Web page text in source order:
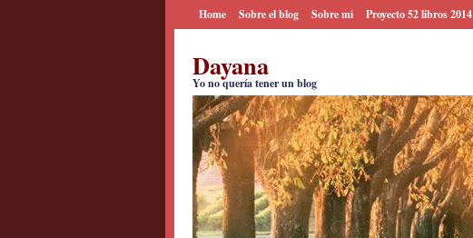
Home Sobre el blog Sobre mi Proyecto 52 libros 2014
Dayana
Yo no quería tener un blog